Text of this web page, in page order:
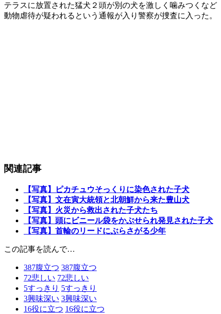
テラスに放置された猛犬２頭が別の犬を激しく噛みつくなど
動物虐待が疑われるという通報が入り警察が捜査に入った。
関連記事
【写真】ピカチュウそっくりに染色された子犬
【写真】文在寅大統領と北朝鮮から来た豊山犬
【写真】火災から救出された子犬たち
【写真】頭にビニール袋をかぶせられ発見された子犬
【写真】首輪のリードにぶらさがる少年
この記事を読んで…
387腹立つ 387腹立つ
72悲しい 72悲しい
5すっきり 5すっきり
3興味深い 3興味深い
16役に立つ 16役に立つ